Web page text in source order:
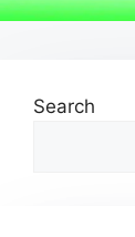
Search